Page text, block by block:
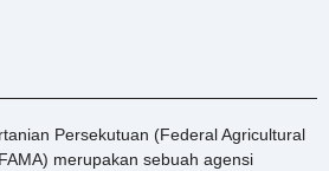
Persekutuan (Federal Agricultural
merupakan sebuah agensi